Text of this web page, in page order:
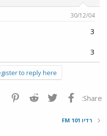
ש
א
30/12/04
3
3
to reply here.
Share: פייסבוק Twitter
Reddit
רדיו 101 FM